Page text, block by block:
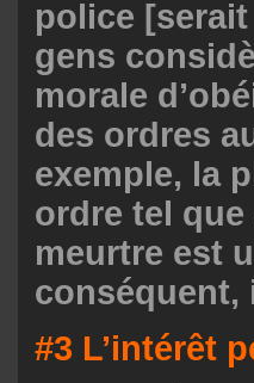
police
gens
morale
des ordres
exemple, la
ordre tel
meurtre est
conséquent,
#3 L’intérêt